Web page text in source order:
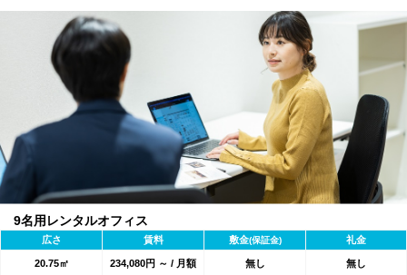
9名用レンタルオフィス
広さ 賃料 敷金(保証金) 礼金
20.75㎡ 234,080円 ～ / 月額 無し 無し